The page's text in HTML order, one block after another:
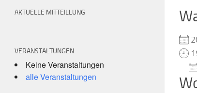
AKTUELLE MITTEILLUNG
VERANSTALTUNGEN
Keine Veranstaltungen
alle Veranstaltungen